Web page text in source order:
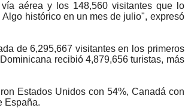
aérea y los 148,560 visitantes que lo
histórico en un mes de julio", expresó
de 6,295,667 visitantes en los primeros
recibió 4,879,656 turistas, más
Estados Unidos con 54%, Canadá con
España.